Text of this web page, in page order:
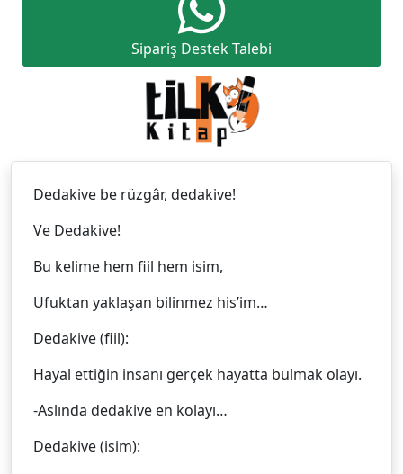
Sipariş Destek Talebi
Dedakive be rüzgâr, dedakive!
Ve Dedakive!
Bu kelime hem fiil hem isim,
Ufuktan yaklaşan bilinmez his’im…
Dedakive (fiil):
Hayal ettiğin insanı gerçek hayatta bulmak olayı.
-Aslında dedakive en kolayı…
Dedakive (isim):